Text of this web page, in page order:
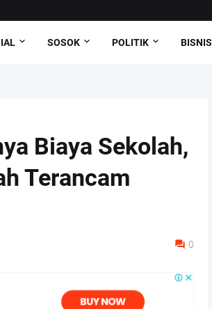
SOSOK POLITIK BISNIS
Biaya Sekolah,
Terancam
0